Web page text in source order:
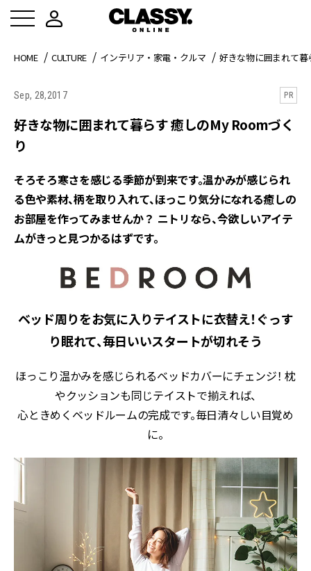
HOME CULTURE インテリア・家電・クルマ 好きな物に囲まれて
Sep, 28,2017 PR
好きな物に囲まれて暮らす 癒しのMy Roomづく
り
そろそろ寒さを感じる季節が到来です。温かみが感じられ
る色や素材、柄を取り入れて、ほっこり気分になれる癒しの
お部屋を作ってみませんか？ ニトリなら、今欲しいアイテ
ムがきっと見つかるはずです。
ベッド周りをお気に入りテイストに衣替え！ぐっす
り眠れて、毎日いいスタートが切れそう
ほっこり温かみを感じられるベッドカバーにチェンジ！ 枕
やクッションも同じテイストで揃えれば、
心ときめくベッドルームの完成です。毎日清々しい目覚め
に。